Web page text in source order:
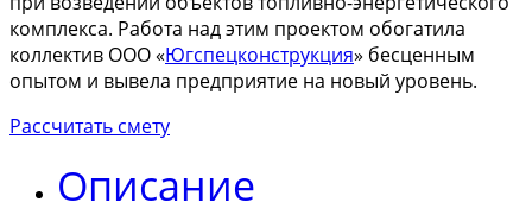
комплекса. Работа над этим проектом обогатила
коллектив ООО «Югспецконструкция» бесценным
опытом и вывела предприятие на новый уровень.
Рассчитать смету
Описание